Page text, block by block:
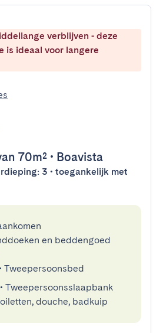
verblijven - deze
is ideaal voor langere
70m² • Boavista
3 • toegankelijk met
en beddengoed
Tweepersoonsbed
• Tweepersoonsslaapbank
douche, badkuip